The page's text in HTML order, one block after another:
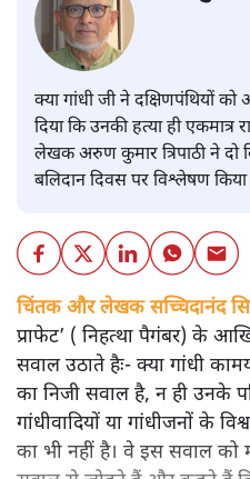
क्या गांधी जी ने दक्षिणपंथियों
दिया कि उनकी हत्या ही एकमात्र
लेखक अरुण कुमार त्रिपाठी ने दो
बलिदान दिवस पर विश्लेषण किया
चिंतक और लेखक सच्चिदानंद
प्राफेट’ ( निहत्था पैगंबर) के
सवाल उठाते हैः- क्या गांधी
का निजी सवाल है, न ही उनके
गांधीवादियों या गांधीजनों के
का भी नहीं है। वे इस सवाल को